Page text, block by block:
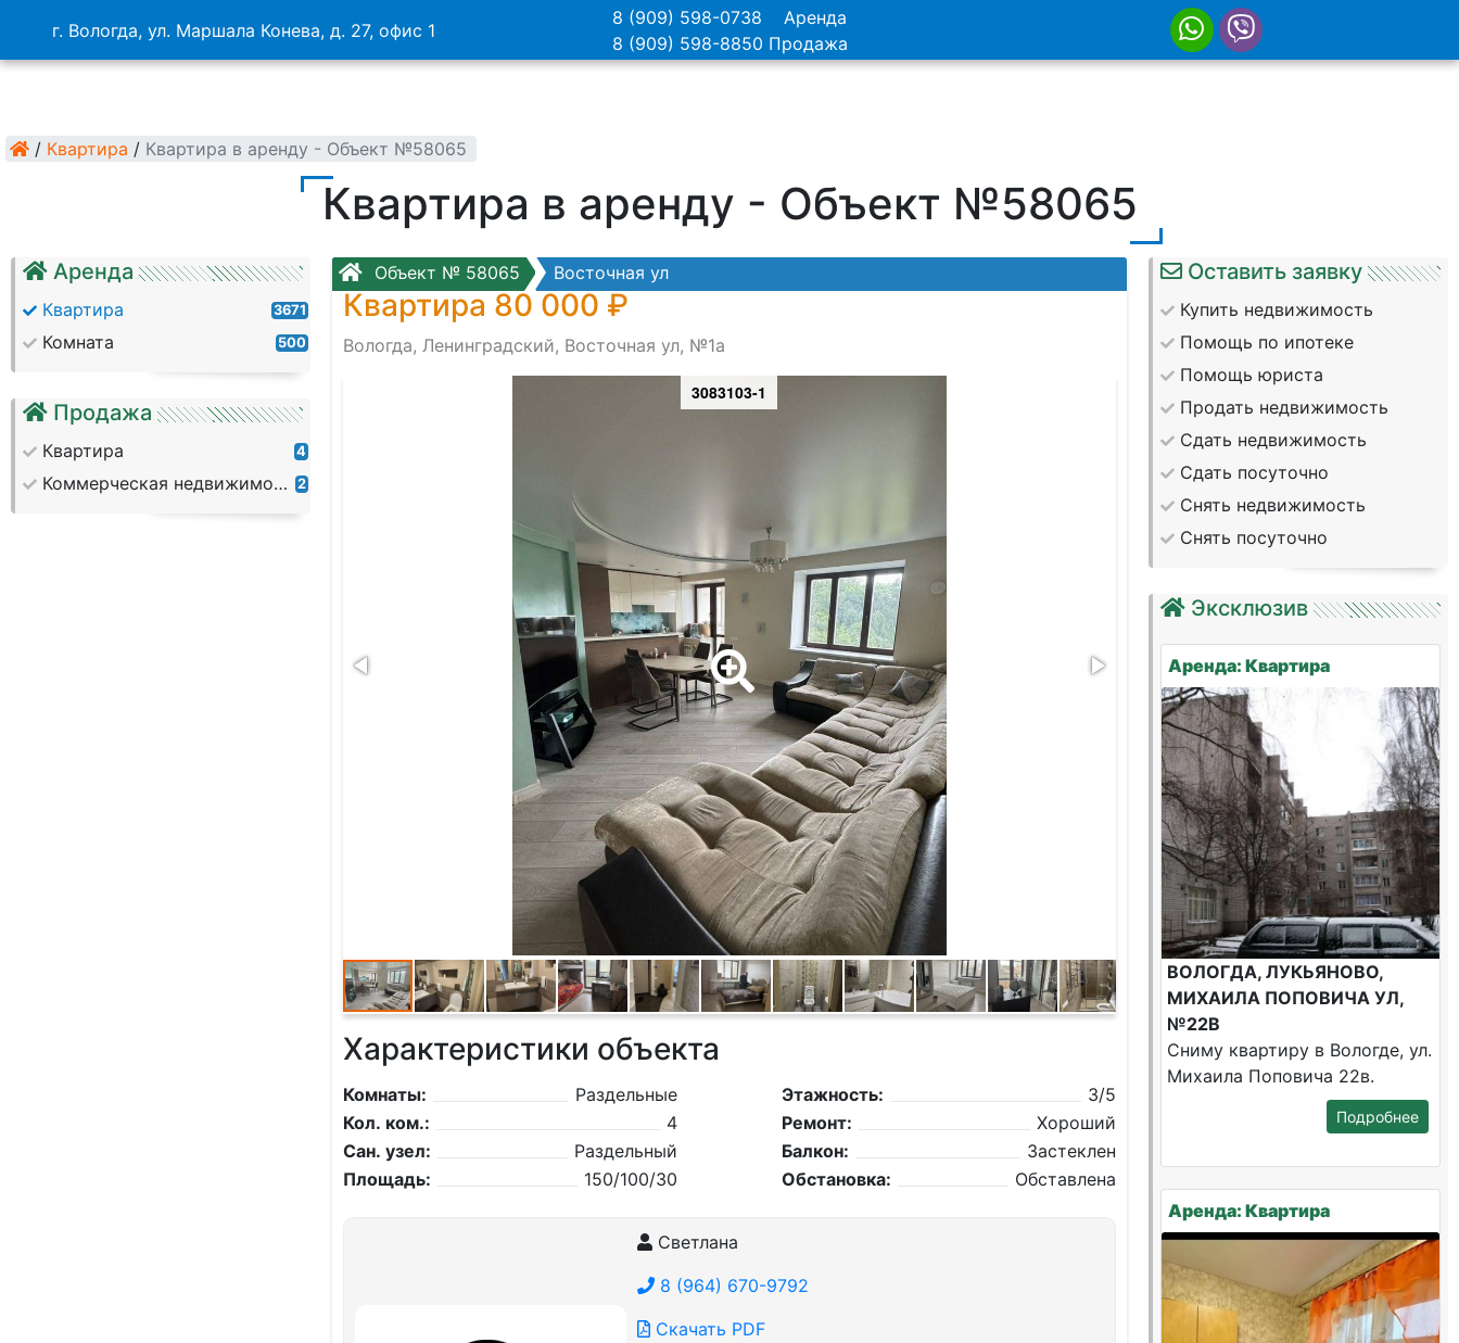
г. Вологда, ул. Маршала Конева, д. 27, офис 1
8 (909) 598-0738 Аренда
8 (909) 598-8850 Продажа
/ Квартира / Квартира в аренду - Объект №58065
Квартира в аренду - Объект №58065
Аренда
Квартира 3671
Комната 500
Продажа
Квартира 4
Коммерческая недвижимость 2
Объект № 58065 Восточная ул
Квартира 80 000 ₽
Вологда, Ленинградский, Восточная ул, №1а
3083103-1
Характеристики объекта
Комнаты:
Раздельные
Кол. ком.:
4
Сан. узел:
Раздельный
Площадь:
150/100/30
Этажность:
3/5
Ремонт:
Хороший
Балкон:
Застеклен
Обстановка:
Обставлена
Светлана
8 (964) 670-9792
Скачать PDF
Оставить заявку
Купить недвижимость
Помощь по ипотеке
Помощь юриста
Продать недвижимость
Сдать недвижимость
Сдать посуточно
Снять недвижимость
Снять посуточно
Эксклюзив
Аренда: Квартира
ВОЛОГДА, ЛУКЬЯНОВО,
МИХАИЛА ПОПОВИЧА УЛ,
№22В
Сниму квартиру в Вологде, ул.
Михаила Поповича 22в.
Подробнее
Аренда: Квартира